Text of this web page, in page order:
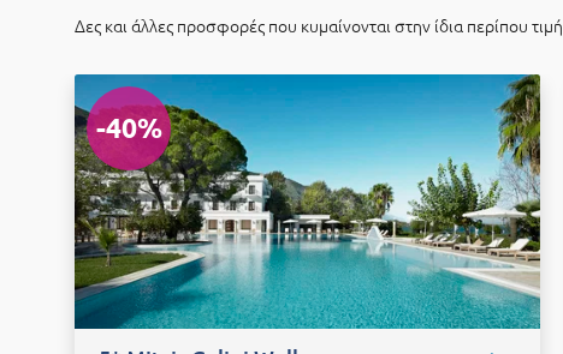
Δες και άλλες προσφορές που κυμαίνονται στην ίδια περίπου τιμή
-40%